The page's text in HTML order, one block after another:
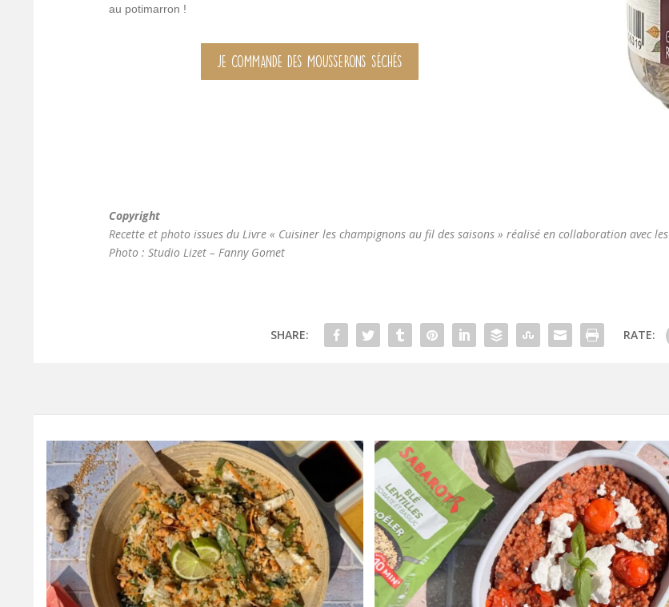
au potimarron !
JE COMMANDE DES MOUSSERONS SÉCHÉS
Copyright
Recette et photo issues du Livre « Cuisiner les champignons au fil des saisons » réalisé en collaboration avec
Photo : Studio Lizet – Fanny Gomet
SHARE: RATE: